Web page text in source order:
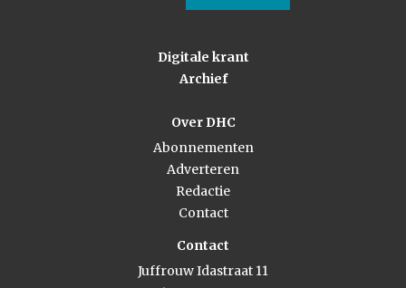
Digitale krant
Archief
Over DHC
Abonnementen
Adverteren
Redactie
Contact
Contact
Juffrouw Idastraat 11